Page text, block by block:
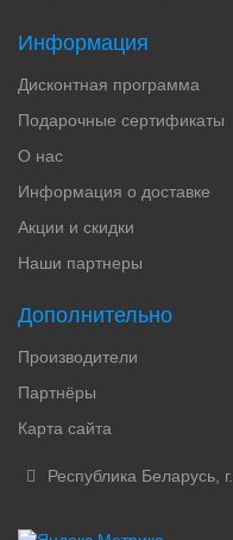
Информация
Дисконтная программа
Подарочные сертификаты
О нас
Информация о доставке
Акции и скидки
Наши партнеры
Дополнительно
Производители
Партнёры
Карта сайта
Республика Беларусь,